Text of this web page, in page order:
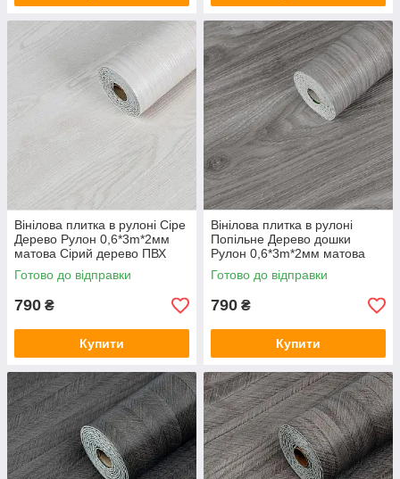
Вінілова плитка в рулоні Сіре
Дерево Рулон 0,6*3m*2мм
матова Сірий дерево ПВХ
декор самоклейний SW-
00001181
Готово до відправки
790 ₴
Купити
Вінілова плитка в рулоні
Попільне Дерево дошки
Рулон 0,6*3m*2мм матова
Під дерево ПВХ декор SW-
00001175
Готово до відправки
790 ₴
Купити